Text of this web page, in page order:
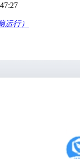
运行）